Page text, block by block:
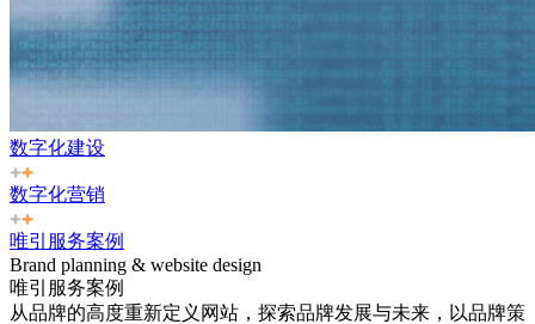
数字化建设
数字化营销
唯引服务案例
Brand planning & website design
唯引服务案例
从品牌的高度重新定义网站，探索品牌发展与未来，以品牌策